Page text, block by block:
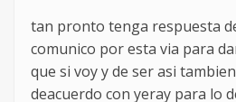
tan pronto tenga respuesta
comunico por esta via para
que si voy y de ser asi
deacuerdo con yeray para lo